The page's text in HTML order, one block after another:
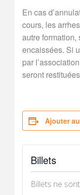
En cas
cours, les
autre formation,
encaissées. Si
par
seront
Ajouter
Billets
Billets ne